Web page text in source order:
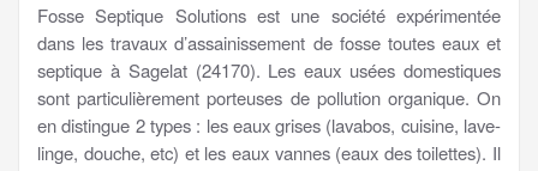
Fosse Septique Solutions est une société expérimentée
dans les travaux d’assainissement de fosse toutes eaux et
septique à Sagelat (24170). Les eaux usées domestiques
sont particulièrement porteuses de pollution organique. On
en distingue 2 types : les eaux grises (lavabos, cuisine, lave-
linge, douche, etc) et les eaux vannes (eaux des toilettes). Il